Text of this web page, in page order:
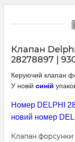
Клапан
28278897 |
Керуючий клапан
У новій синій
Номер DELPHI
новий номер
Клапан форсунки